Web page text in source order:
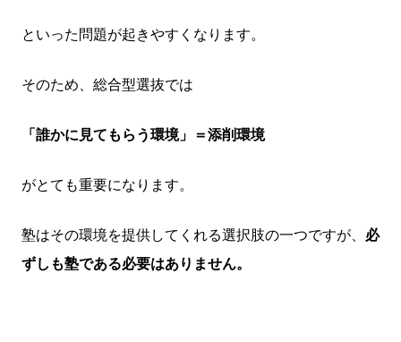
といった問題が起きやすくなります。
そのため、総合型選抜では
「誰かに見てもらう環境」＝添削環境
がとても重要になります。
塾はその環境を提供してくれる選択肢の一つですが、 必
ずしも塾である必要はありません。